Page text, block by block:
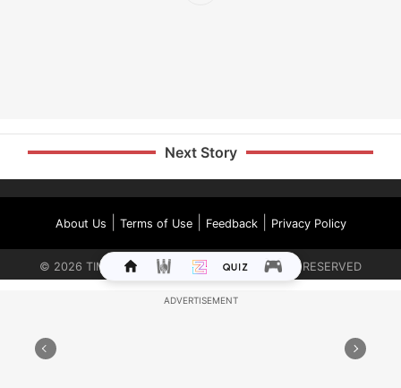
Next Story
About Us Terms of Use| Feedback| Privacy Policy
© 2026 TIMES INTERNET LIMITED. ALL RIGHTS RESERVED